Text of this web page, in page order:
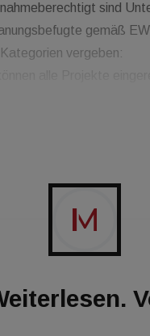
sind
gemäß
vergeben:
Gesundheitsbereich,